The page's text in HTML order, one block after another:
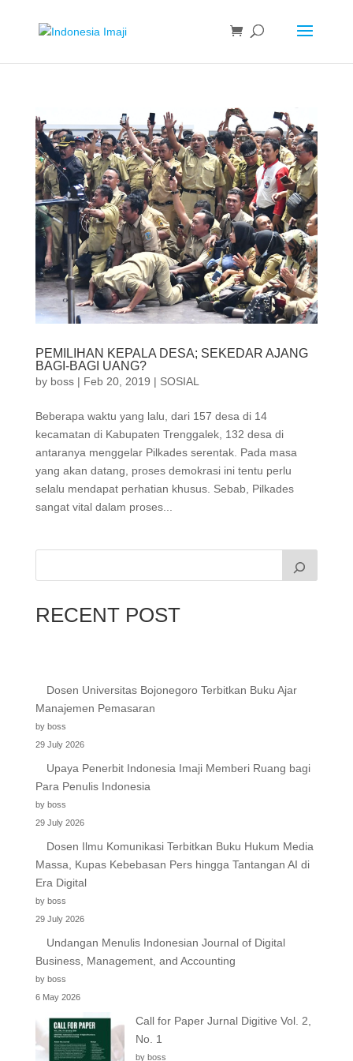
PEMILIHAN KEPALA DESA; SEKEDAR AJANG
BAGI-BAGI UANG?
by boss| Feb 20, 2019 | SOSIAL
Beberapa waktu yang lalu, dari 157 desa di 14
kecamatan di Kabupaten Trenggalek, 132 desa di
antaranya menggelar Pilkades serentak. Pada masa
yang akan datang, proses demokrasi ini tentu perlu
selalu mendapat perhatian khusus. Sebab, Pilkades
sangat vital dalam proses...
RECENT POST
Dosen Universitas Bojonegoro Terbitkan Buku Ajar
Manajemen Pemasaran
by boss
29 July 2026
Upaya Penerbit Indonesia Imaji Memberi Ruang bagi
Para Penulis Indonesia
by boss
29 July 2026
Dosen Ilmu Komunikasi Terbitkan Buku Hukum Media
Massa, Kupas Kebebasan Pers hingga Tantangan AI di
Era Digital
by boss
29 July 2026
Undangan Menulis Indonesian Journal of Digital
Business, Management, and Accounting
by boss
6 May 2026
Call for Paper Jurnal Digitive Vol. 2,
No. 1
by boss